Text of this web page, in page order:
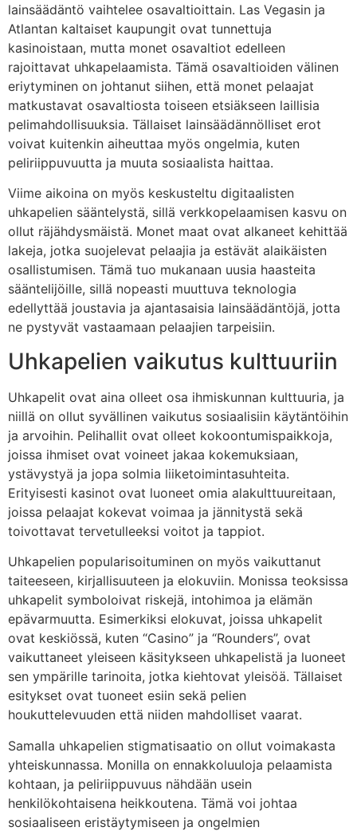
lainsäädäntö vaihtelee osavaltioittain. Las Vegasin ja
Atlantan kaltaiset kaupungit ovat tunnettuja
kasinoistaan, mutta monet osavaltiot edelleen
rajoittavat uhkapelaamista. Tämä osavaltioiden välinen
eriytyminen on johtanut siihen, että monet pelaajat
matkustavat osavaltiosta toiseen etsiäkseen laillisia
pelimahdollisuuksia. Tällaiset lainsäädännölliset erot
voivat kuitenkin aiheuttaa myös ongelmia, kuten
peliriippuvuutta ja muuta sosiaalista haittaa.
Viime aikoina on myös keskusteltu digitaalisten
uhkapelien sääntelystä, sillä verkkopelaamisen kasvu on
ollut räjähdysmäistä. Monet maat ovat alkaneet kehittää
lakeja, jotka suojelevat pelaajia ja estävät alaikäisten
osallistumisen. Tämä tuo mukanaan uusia haasteita
sääntelijöille, sillä nopeasti muuttuva teknologia
edellyttää joustavia ja ajantasaisia lainsäädäntöjä, jotta
ne pystyvät vastaamaan pelaajien tarpeisiin.
Uhkapelien vaikutus kulttuuriin
Uhkapelit ovat aina olleet osa ihmiskunnan kulttuuria, ja
niillä on ollut syvällinen vaikutus sosiaalisiin käytäntöihin
ja arvoihin. Pelihallit ovat olleet kokoontumispaikkoja,
joissa ihmiset ovat voineet jakaa kokemuksiaan,
ystävystyä ja jopa solmia liiketoimintasuhteita.
Erityisesti kasinot ovat luoneet omia alakulttuureitaan,
joissa pelaajat kokevat voimaa ja jännitystä sekä
toivottavat tervetulleeksi voitot ja tappiot.
Uhkapelien popularisoituminen on myös vaikuttanut
taiteeseen, kirjallisuuteen ja elokuviin. Monissa teoksissa
uhkapelit symboloivat riskejä, intohimoa ja elämän
epävarmuutta. Esimerkiksi elokuvat, joissa uhkapelit
ovat keskiössä, kuten “Casino” ja “Rounders”, ovat
vaikuttaneet yleiseen käsitykseen uhkapelistä ja luoneet
sen ympärille tarinoita, jotka kiehtovat yleisöä. Tällaiset
esitykset ovat tuoneet esiin sekä pelien
houkuttelevuuden että niiden mahdolliset vaarat.
Samalla uhkapelien stigmatisaatio on ollut voimakasta
yhteiskunnassa. Monilla on ennakkoluuloja pelaamista
kohtaan, ja peliriippuvuus nähdään usein
henkilökohtaisena heikkoutena. Tämä voi johtaa
sosiaaliseen eristäytymiseen ja ongelmien